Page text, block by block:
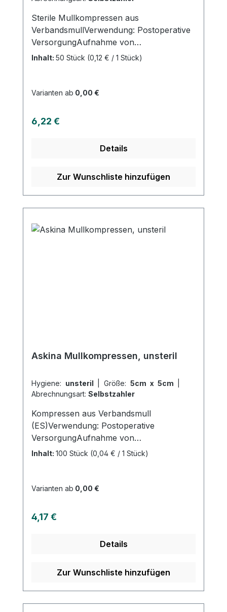
Sterile Mullkompressen aus
VerbandsmullVerwendung: Postoperative
VersorgungAufnahme von
FlüssigkeitenVersorgung von
DruckstellenReinigung von
Baumwolle 17-fädiges Baumwollgewebe
je 2 Stückeingeschlagene
aufklappbarLuftdurchlässig sehr weich
und anschmiegsam Kaufen Sie jetzt sterile
Inhalt: 50 Stück (0,12 € / 1 Stück)
Varianten ab 0,00 €
Regulärer Preis:
6,22 €
Details
Zur Wunschliste hinzufügen
Askina Mullkompressen, unsteril
Hygiene: unsteril Größe: 5cm x 5cm
Abrechnungsart: Selbstzahler
Kompressen aus Verbandsmull
(ES)Verwendung: Postoperative
VersorgungAufnahme von
FlüssigkeitenVersorgung von
DruckstellenReinigung von
Baumwolle 17-fädiges Baumwollgewebe
Schnittkanten (=ES)ohne störende
Inhalt: 100 Stück (0,04 € / 1 Stück)
Varianten ab 0,00 €
Regulärer Preis:
4,17 €
Details
Zur Wunschliste hinzufügen